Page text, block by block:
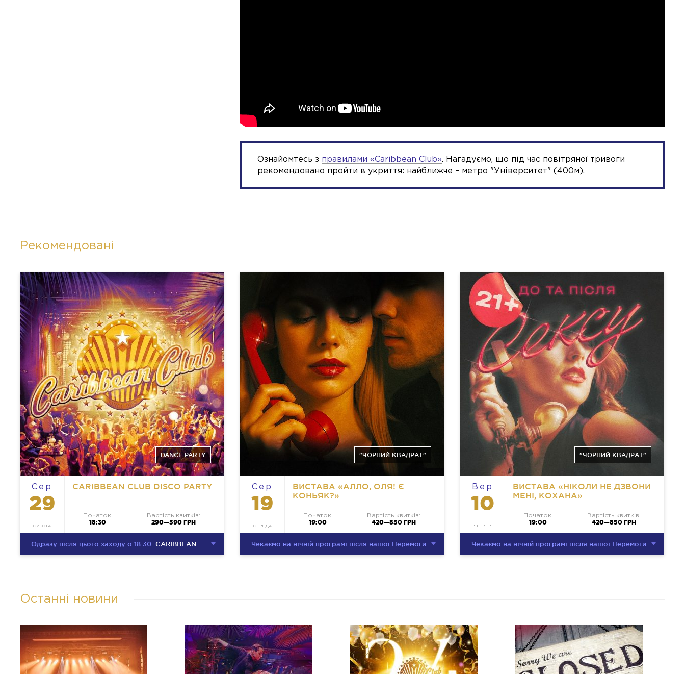
Ознайомтесь з правилами «Сaribbean Club». Нагадуємо, що під час повітряної тривоги
рекомендовано пройти в укриття: найближче – метро "Університет" (400м).
Рекомендовані
DANCE PARTY
Сер
29
СУБОТА
CARIBBEAN CLUB DISCO PARTY
Початок:
18:30
Вартість квитків:
290—590 ГРН
Одразу після цього заходу о 18:30: CARIBBEAN CLUB DISCO PARTY
"ЧОРНИЙ КВАДРАТ"
Сер
19
СЕРЕДА
ВИСТАВА «АЛЛО, ОЛЯ! Є
КОНЬЯК?»
Початок:
19:00
Вартість квитків:
420—850 ГРН
Чекаємо на нічній програмі після нашої Перемоги
"ЧОРНИЙ КВАДРАТ"
Вер
10
ЧЕТВЕР
ВИСТАВА «НІКОЛИ НЕ ДЗВОНИ
МЕНІ, КОХАНА»
Початок:
19:00
Вартість квитків:
420—850 ГРН
Чекаємо на нічній програмі після нашої Перемоги
Останні новини